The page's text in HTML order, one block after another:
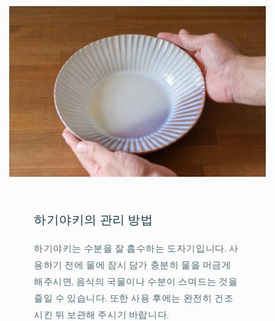
하기야키의 관리 방법
하기야키는 수분을 잘 흡수하는 도자기입니다. 사
용하기 전에 물에 잠시 담가 충분히 물을 머금게
해주시면, 음식의 국물이나 수분이 스며드는 것을
줄일 수 있습니다. 또한 사용 후에는 완전히 건조
시킨 뒤 보관해 주시기 바랍니다.